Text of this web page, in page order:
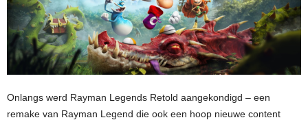
Onlangs werd Rayman Legends Retold aangekondigd – een
remake van Rayman Legend die ook een hoop nieuwe content